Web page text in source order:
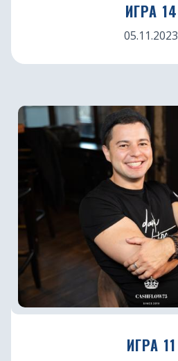
ИГРА 14
05.11.2023
ИГРА 11